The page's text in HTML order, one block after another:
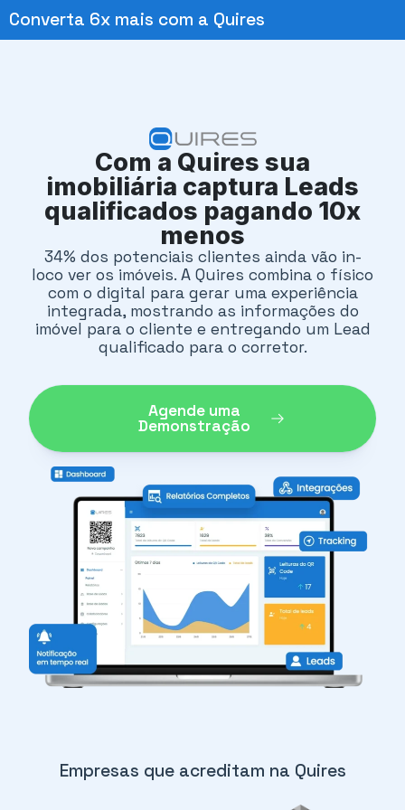
Converta 6x mais com a Quires
Com a Quires sua
imobiliária captura Leads
qualificados pagando 10x
menos
34% dos potenciais clientes ainda vão in-
loco ver os imóveis. A Quires combina o físico
com o digital para gerar uma experiência
integrada, mostrando as informações do
imóvel para o cliente e entregando um Lead
qualificado para o corretor.
Agende uma
Demonstração
Empresas que acreditam na Quires